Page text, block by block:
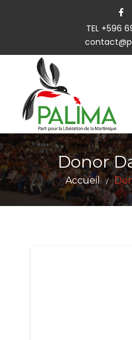
TEL +596
Donor
Accueil /